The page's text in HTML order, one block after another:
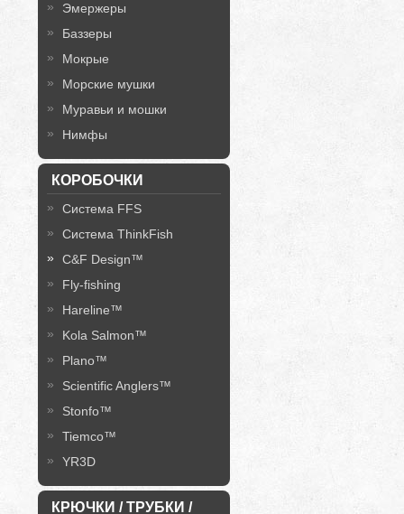
Эмержеры
Баззеры
Мокрые
Морские мушки
Муравьи и мошки
Нимфы
КОРОБОЧКИ
Система FFS
Система ThinkFish
C&F Design™
Fly-fishing
Hareline™
Kola Salmon™
Plano™
Scientific Anglers™
Stonfo™
Tiemco™
YR3D
КРЮЧКИ / ТРУБКИ /